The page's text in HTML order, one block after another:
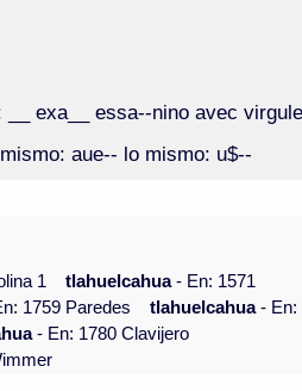
__ exa__ essa--nino avec virgule
aue-- lo mismo: u$--
1 tlahuelcahua- En: 1571
1759 Paredes tlahuelcahua- En:
- En: 1780 Clavijero